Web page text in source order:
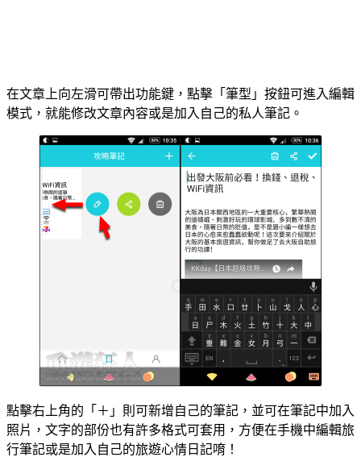
在文章上向左滑可帶出功能鍵，點擊「筆型」按鈕可進入編輯
模式，就能修改文章內容或是加入自己的私人筆記。
點擊右上角的「＋」則可新增自己的筆記，並可在筆記中加入
照片，文字的部份也有許多格式可套用，方便在手機中編輯旅
行筆記或是加入自己的旅遊心情日記唷！